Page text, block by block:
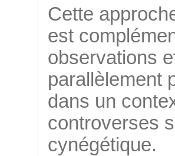
Cette
est
observations
parallèlement
dans un
controverses
cynégétique.